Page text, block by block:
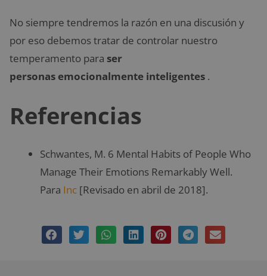
No siempre tendremos la razón en una discusión y
por eso debemos tratar de controlar nuestro
temperamento para ser
personas emocionalmente inteligentes .
Referencias
Schwantes, M. 6 Mental Habits of People Who
Manage Their Emotions Remarkably Well.
Para Inc [Revisado en abril de 2018].